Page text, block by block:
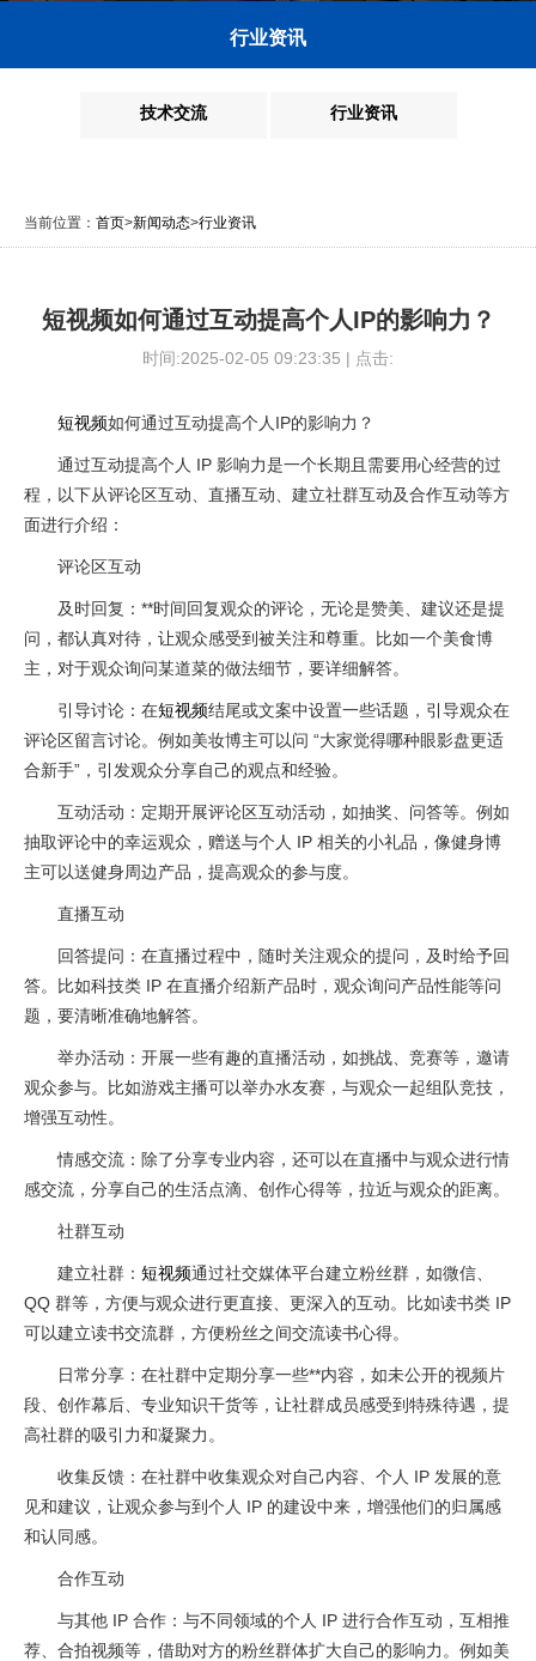
行业资讯
技术交流 行业资讯
当前位置： 首页>新闻动态>行业资讯
短视频如何通过互动提高个人IP的影响力？
时间:2025-02-05 09:23:35 | 点击:
短视频如何通过互动提高个人IP的影响力？
通过互动提高个人 IP 影响力是一个长期且需要用心经营的过
程，以下从评论区互动、直播互动、建立社群互动及合作互动等方
面进行介绍：
评论区互动
及时回复：**时间回复观众的评论，无论是赞美、建议还是提
问，都认真对待，让观众感受到被关注和尊重。比如一个美食博
主，对于观众询问某道菜的做法细节，要详细解答。
引导讨论：在短视频结尾或文案中设置一些话题，引导观众在
评论区留言讨论。例如美妆博主可以问 “大家觉得哪种眼影盘更适
合新手”，引发观众分享自己的观点和经验。
互动活动：定期开展评论区互动活动，如抽奖、问答等。例如
抽取评论中的幸运观众，赠送与个人 IP 相关的小礼品，像健身博
主可以送健身周边产品，提高观众的参与度。
直播互动
回答提问：在直播过程中，随时关注观众的提问，及时给予回
答。比如科技类 IP 在直播介绍新产品时，观众询问产品性能等问
题，要清晰准确地解答。
举办活动：开展一些有趣的直播活动，如挑战、竞赛等，邀请
观众参与。比如游戏主播可以举办水友赛，与观众一起组队竞技，
增强互动性。
情感交流：除了分享专业内容，还可以在直播中与观众进行情
感交流，分享自己的生活点滴、创作心得等，拉近与观众的距离。
社群互动
建立社群： 短视频通过社交媒体平台建立粉丝群，如微信、
QQ 群等，方便与观众进行更直接、更深入的互动。比如读书类 IP
可以建立读书交流群，方便粉丝之间交流读书心得。
日常分享：在社群中定期分享一些**内容，如未公开的视频片
段、创作幕后、专业知识干货等，让社群成员感受到特殊待遇，提
高社群的吸引力和凝聚力。
收集反馈：在社群中收集观众对自己内容、个人 IP 发展的意
见和建议，让观众参与到个人 IP 的建设中来，增强他们的归属感
和认同感。
合作互动
与其他 IP 合作：与不同领域的个人 IP 进行合作互动，互相推
荐、合拍视频等，借助对方的粉丝群体扩大自己的影响力。例如美